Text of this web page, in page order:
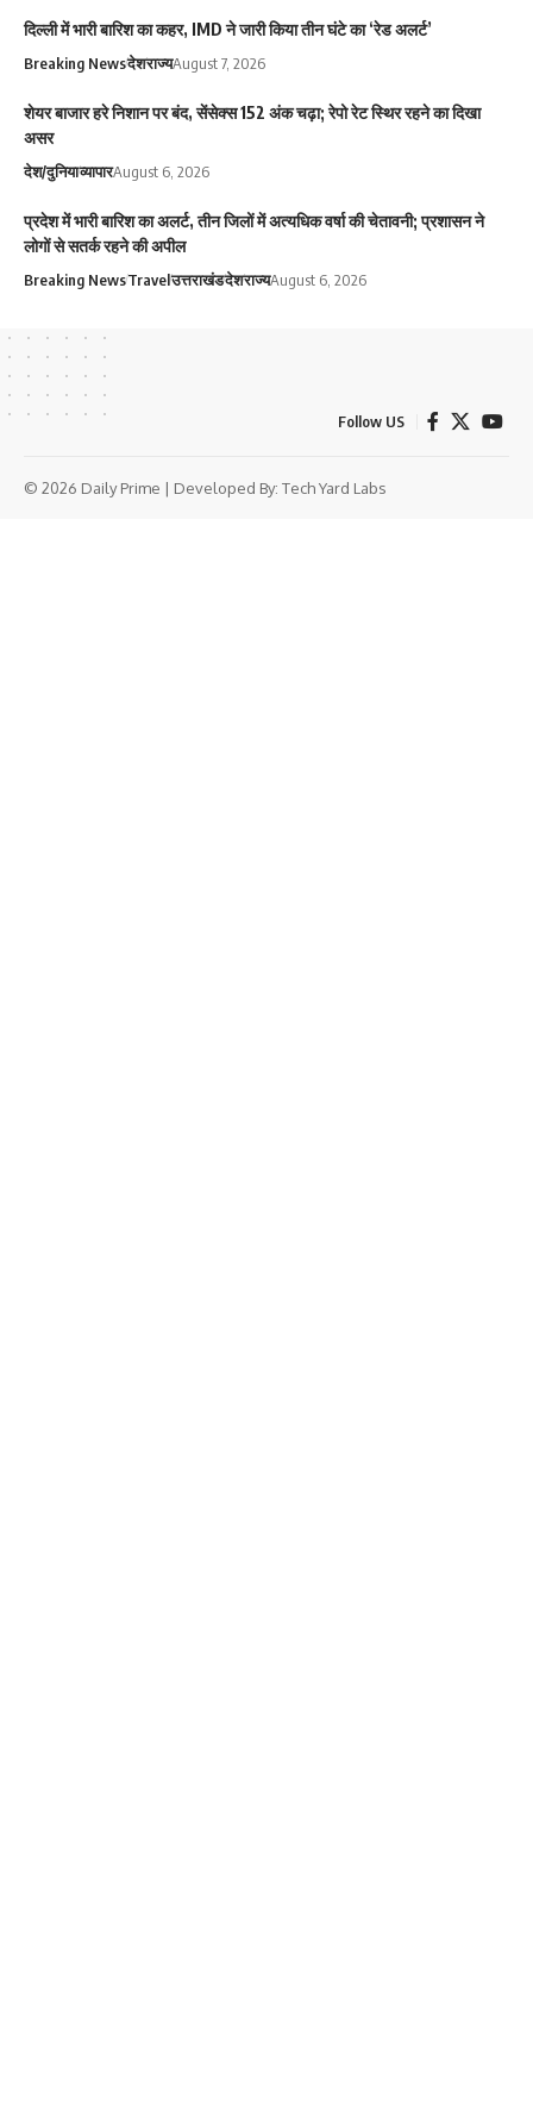
दिल्ली में भारी बारिश का कहर, IMD ने जारी किया तीन घंटे का ‘रेड अलर्ट’
Breaking Newsदेशराज्यAugust 7, 2026
शेयर बाजार हरे निशान पर बंद, सेंसेक्स 152 अंक चढ़ा; रेपो रेट स्थिर रहने का दिखा
असर
देश/दुनियाव्यापारAugust 6, 2026
प्रदेश में भारी बारिश का अलर्ट, तीन जिलों में अत्यधिक वर्षा की चेतावनी; प्रशासन ने
लोगों से सतर्क रहने की अपील
Breaking NewsTravelउत्तराखंडदेशराज्यAugust 6, 2026
Follow US
© 2026 Daily Prime | Developed By: Tech Yard Labs